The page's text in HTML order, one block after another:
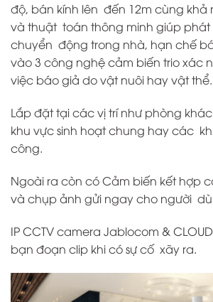
độ, bán kính lên đến 12m cùng khả
và thuật toán thông minh giúp
chuyển động trong nhà, hạn chế
vào 3 công nghệ cảm biến trio xác
việc báo giả do vật nuôi hay vật thể.
Lắp đặt tại các vị trí như phòng
khu vực sinh hoạt chung hay các
công.
Ngoài ra còn có Cảm biến kết hợp
và chụp ảnh gửi ngay cho người
IP CCTV camera Jablocom &
bạn đoạn clip khi có sự cố xãy ra.